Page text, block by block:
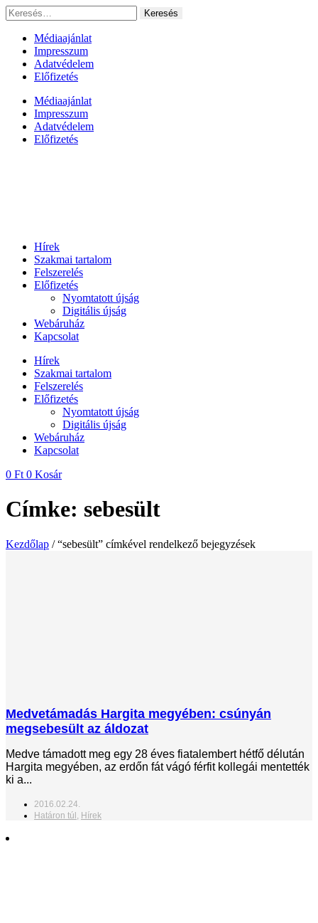
Ugrás
a
tartalomhoz
Keresés:
Médiaajánlat
Impresszum
Adatvédelem
Előfizetés
Médiaajánlat
Impresszum
Adatvédelem
Előfizetés
Hírek
Szakmai tartalom
Felszerelés
Előfizetés
Nyomtatott újság
Digitális újság
Webáruház
Kapcsolat
Hírek
Szakmai tartalom
Felszerelés
Előfizetés
Nyomtatott újság
Digitális újság
Webáruház
Kapcsolat
0 Ft 0 Kosár
Címke: sebesült
Kezdőlap / “sebesült” címkével rendelkező bejegyzések
Medvetámadás Hargita megyében: csúnyán
megsebesült az áldozat
Medve támadott meg egy 28 éves fiatalembert hétfő délután
Hargita megyében, az erdőn fát vágó férfit kollegái mentették
ki a...
2016.02.24.
Határon túl, Hírek